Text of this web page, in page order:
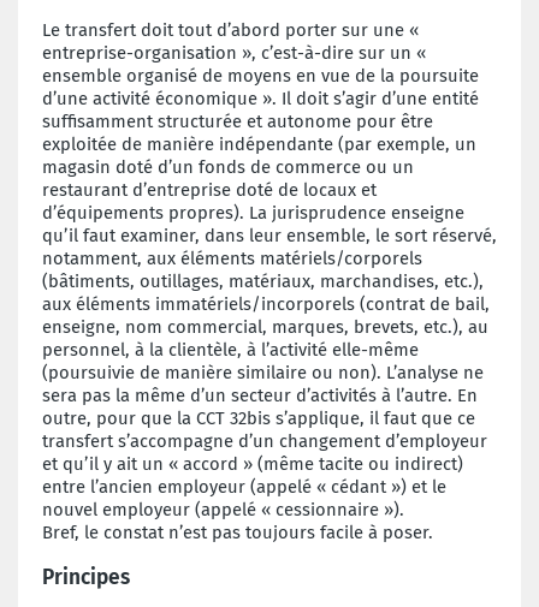
Le transfert doit tout d’abord porter sur une «
entreprise-organisation », c’est-à-dire sur un «
ensemble organisé de moyens en vue de la poursuite
d’une activité économique ». Il doit s’agir d’une entité
suffisamment structurée et autonome pour être
exploitée de manière indépendante (par exemple, un
magasin doté d’un fonds de commerce ou un
restaurant d’entreprise doté de locaux et
d’équipements propres). La jurisprudence enseigne
qu’il faut examiner, dans leur ensemble, le sort réservé,
notamment, aux éléments matériels/corporels
(bâtiments, outillages, matériaux, marchandises, etc.),
aux éléments immatériels/incorporels (contrat de bail,
enseigne, nom commercial, marques, brevets, etc.), au
personnel, à la clientèle, à l’activité elle-même
(poursuivie de manière similaire ou non). L’analyse ne
sera pas la même d’un secteur d’activités à l’autre. En
outre, pour que la CCT 32bis s’applique, il faut que ce
transfert s’accompagne d’un changement d’employeur
et qu’il y ait un « accord » (même tacite ou indirect)
entre l’ancien employeur (appelé « cédant ») et le
nouvel employeur (appelé « cessionnaire »).
Bref, le constat n’est pas toujours facile à poser.
Principes